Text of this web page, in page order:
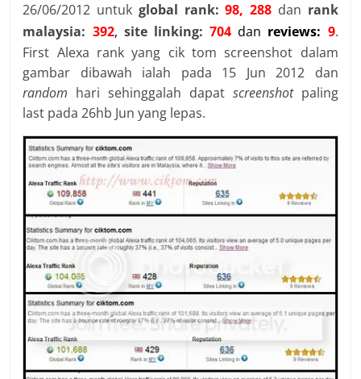
26/06/2012 untuk global rank: 98, 288 dan rank
malaysia: 392, site linking:704dan reviews: 9.
First Alexa rank yang cik tom screenshot dalam
gambar dibawah ialah pada 15 Jun 2012 dan
random hari sehinggalah dapat screenshotpaling
last pada 26hb Jun yang lepas.